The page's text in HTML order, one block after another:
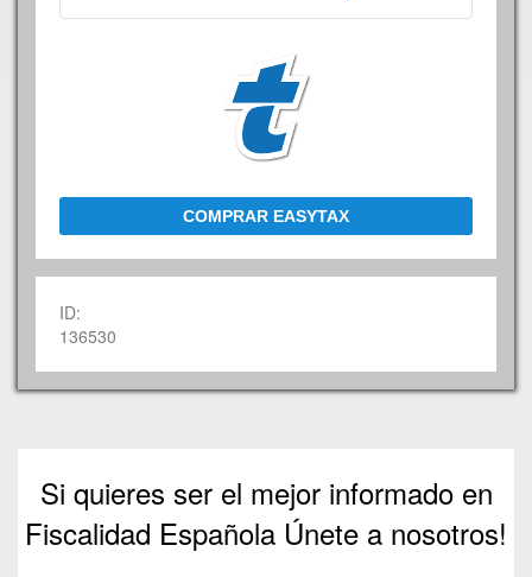
COMPRAR EASYTAX
ID:
136530
Si quieres ser el mejor informado en
Fiscalidad Española Únete a nosotros!